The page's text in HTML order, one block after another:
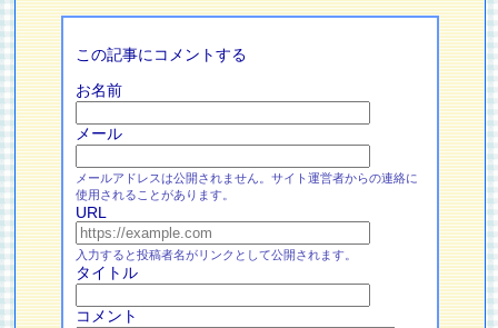
この記事にコメントする
お名前
メール
メールアドレスは公開されません。サイト運営者からの連絡に
使用されることがあります。
URL
入力すると投稿者名がリンクとして公開されます。
タイトル
コメント